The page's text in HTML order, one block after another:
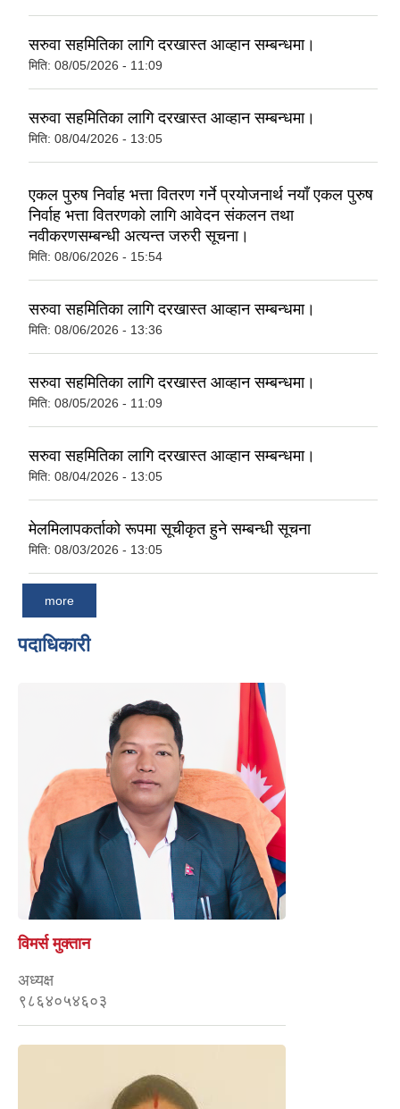
सरुवा सहमितिका लागि दरखास्त आव्हान सम्बन्धमा।
मिति: 08/05/2026 - 11:09
सरुवा सहमितिका लागि दरखास्त आव्हान सम्बन्धमा।
मिति: 08/04/2026 - 13:05
एकल पुरुष निर्वाह भत्ता वितरण गर्ने प्रयोजनार्थ नयाँ एकल पुरुष
निर्वाह भत्ता वितरणको लागि आवेदन संकलन तथा
नवीकरणसम्बन्धी अत्यन्त जरुरी सूचना।
मिति: 08/06/2026 - 15:54
सरुवा सहमितिका लागि दरखास्त आव्हान सम्बन्धमा।
मिति: 08/06/2026 - 13:36
सरुवा सहमितिका लागि दरखास्त आव्हान सम्बन्धमा।
मिति: 08/05/2026 - 11:09
सरुवा सहमितिका लागि दरखास्त आव्हान सम्बन्धमा।
मिति: 08/04/2026 - 13:05
मेलमिलापकर्ताको रूपमा सूचीकृत हुने सम्बन्धी सूचना
मिति: 08/03/2026 - 13:05
more
पदाधिकारी
विमर्स मुक्तान
अध्यक्ष
९८६४०५४६०३